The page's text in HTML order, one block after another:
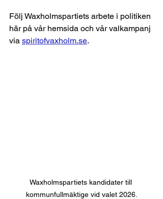
Följ Waxholmspartiets arbete i politiken
här på vår hemsida och vår valkampanj
via spiritofvaxholm.se.
Waxholmspartiets kandidater till
kommunfullmäktige vid valet 2026.